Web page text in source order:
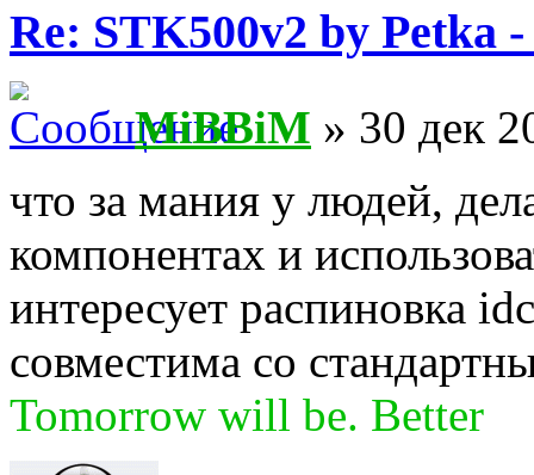
Re: STK500v2 by
MiBBiM » 30 дек
что за мания у людей,
компонентах и
интересует распиновка
совместима со
Tomorrow will be. Better